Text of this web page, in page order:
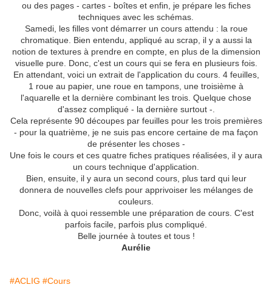
ou des pages - cartes - boîtes et enfin, je prépare les fiches
techniques avec les schémas.
Samedi, les filles vont démarrer un cours attendu : la roue
chromatique. Bien entendu, appliqué au scrap, il y a aussi la
notion de textures à prendre en compte, en plus de la dimension
visuelle pure. Donc, c'est un cours qui se fera en plusieurs fois.
En attendant, voici un extrait de l'application du cours. 4 feuilles,
1 roue au papier, une roue en tampons, une troisième à
l'aquarelle et la dernière combinant les trois. Quelque chose
d'assez compliqué - la dernière surtout -.
Cela représente 90 découpes par feuilles pour les trois premières
- pour la quatrième, je ne suis pas encore certaine de ma façon
de présenter les choses -
Une fois le cours et ces quatre fiches pratiques réalisées, il y aura
un cours technique d'application.
Bien, ensuite, il y aura un second cours, plus tard qui leur
donnera de nouvelles clefs pour apprivoiser les mélanges de
couleurs.
Donc, voilà à quoi ressemble une préparation de cours. C'est
parfois facile, parfois plus compliqué.
Belle journée à toutes et tous !
Aurélie
#ACLIG #Cours